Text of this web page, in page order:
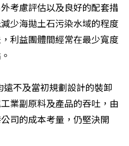
考慮評估以及良好的配套措
少海拋土石污染水域的程度
利益團體間經常在最少寬度
不及當初規劃設計的裝卸
業副原料及產品的吞吐，由
司的成本考量，仍堅決開